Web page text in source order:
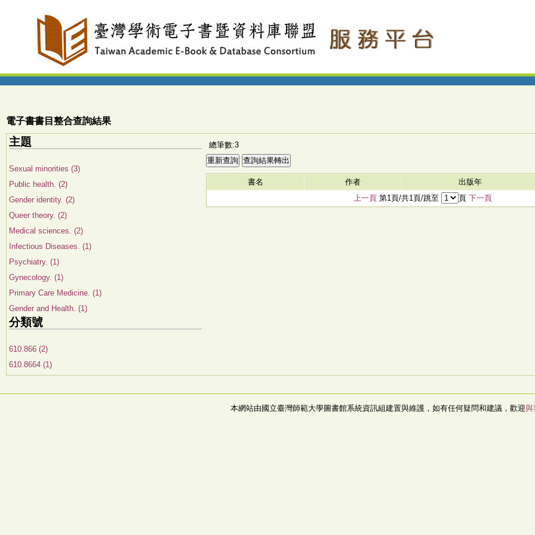
電子書書目整合查詢結果
主題
Sexual minorities (3)
Public health. (2)
Gender identity. (2)
Queer theory. (2)
Medical sciences. (2)
Infectious Diseases. (1)
Psychiatry. (1)
Gynecology. (1)
Primary Care Medicine. (1)
Gender and Health. (1)
分類號
610.866 (2)
610.8664 (1)
總筆數:3
書名 作者 出版年
上一頁第1頁/共1頁/跳至 頁 下一頁
本網站由國立臺灣師範大學圖書館系統資訊組建置與維護，如有任何疑問和建議，歡迎與